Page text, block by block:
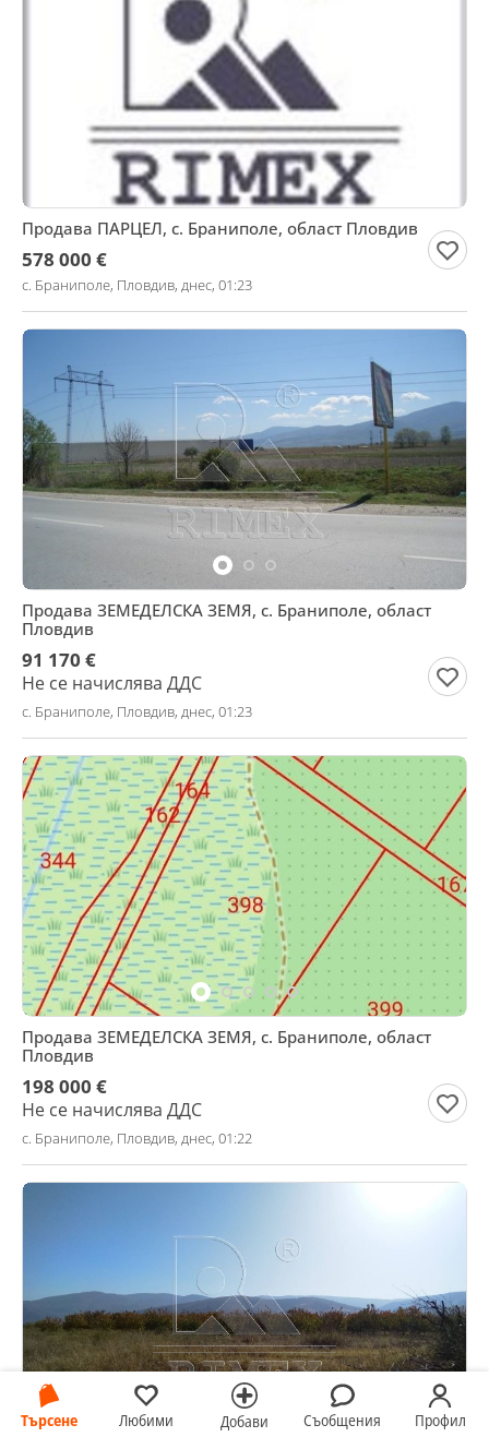
Търсене Любими Добави Съобщения Профил
Продава ПАРЦЕЛ, с. Браниполе, област Пловдив
578 000 €
с. Браниполе, Пловдив, днес, 01:23
Продава ЗЕМЕДЕЛСКА ЗЕМЯ, с. Браниполе, област
Пловдив
91 170 €
Не се начислява ДДС
с. Браниполе, Пловдив, днес, 01:23
Продава ЗЕМЕДЕЛСКА ЗЕМЯ, с. Браниполе, област
Пловдив
198 000 €
Не се начислява ДДС
с. Браниполе, Пловдив, днес, 01:22